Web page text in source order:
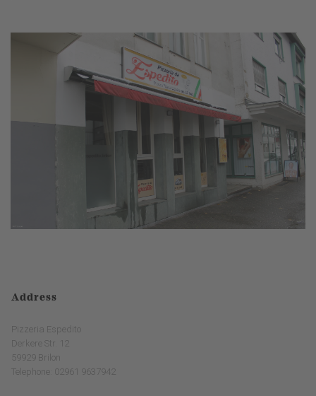
Address
Pizzeria Espedito
Derkere Str. 12
59929 Brilon
Telephone: 02961 9637942